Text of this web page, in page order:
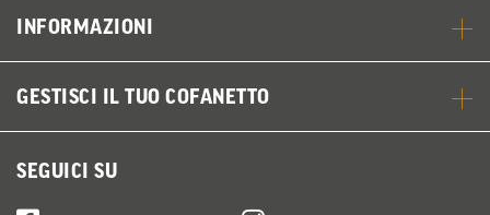
INFORMAZIONI
GESTISCI IL TUO COFANETTO
SEGUICI SU